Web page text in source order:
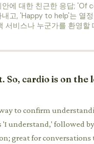
안에 대한 친근한 응답; 'Of
내고, 'Happy to help'는 열
서비스나 누군가를 환영할
So, cardio is on the
to confirm
'I understand,' followed
great for conversations